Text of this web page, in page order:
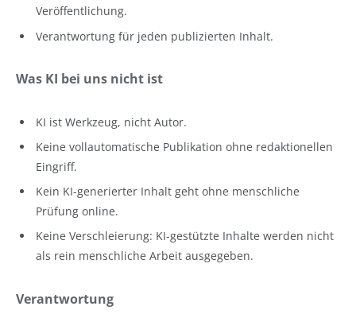
Veröffentlichung.
Verantwortung für jeden publizierten Inhalt.
Was KI bei uns nicht ist
KI ist Werkzeug, nicht Autor.
Keine vollautomatische Publikation ohne redaktionellen
Eingriff.
Kein KI-generierter Inhalt geht ohne menschliche
Prüfung online.
Keine Verschleierung: KI-gestützte Inhalte werden nicht
als rein menschliche Arbeit ausgegeben.
Verantwortung